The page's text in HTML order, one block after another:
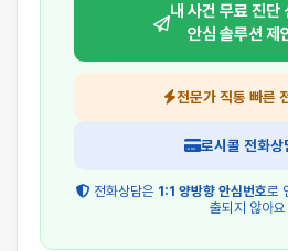
내 사건 무료 진단
안심 솔루션 제
전문가 직통 빠른
로시콜 전화상
전화상담은 1:1 양방향 안심번호로
출되지 않아요